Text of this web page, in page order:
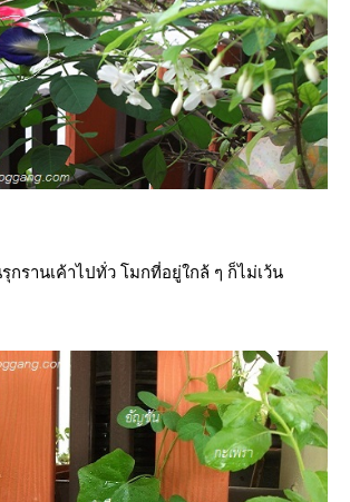
กรานเค้าไปทั่ว โมกที่อยู่ใกล้ ๆ ก็ไม่เว้น